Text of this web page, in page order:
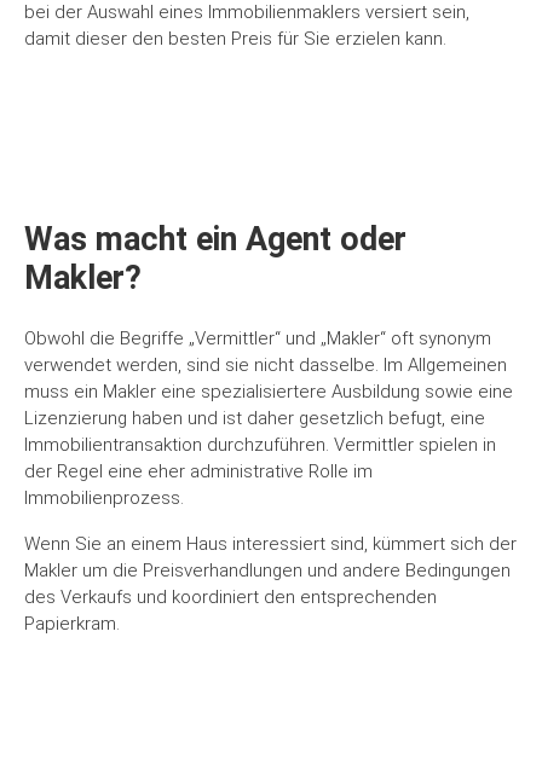
bei der Auswahl eines Immobilienmaklers versiert sein,
damit dieser den besten Preis für Sie erzielen kann.
Was macht ein Agent oder
Makler?
Obwohl die Begriffe „Vermittler“ und „Makler“ oft synonym
verwendet werden, sind sie nicht dasselbe. Im Allgemeinen
muss ein Makler eine spezialisiertere Ausbildung sowie eine
Lizenzierung haben und ist daher gesetzlich befugt, eine
Immobilientransaktion durchzuführen. Vermittler spielen in
der Regel eine eher administrative Rolle im
Immobilienprozess.
Wenn Sie an einem Haus interessiert sind, kümmert sich der
Makler um die Preisverhandlungen und andere Bedingungen
des Verkaufs und koordiniert den entsprechenden
Papierkram.